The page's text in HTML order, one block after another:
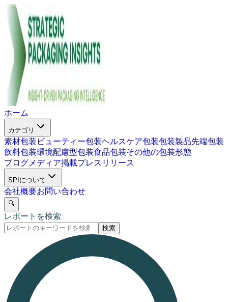
ホーム
カテゴリ
素材包装 ビューティー包装ヘルスケア包装包装製品先端包装
飲料包装環境配慮型包装食品包装その他の包装形態
ブログメディア掲載プレスリリース
SPIについて
会社概要お問い合わせ
🔍
レポートを検索
検索